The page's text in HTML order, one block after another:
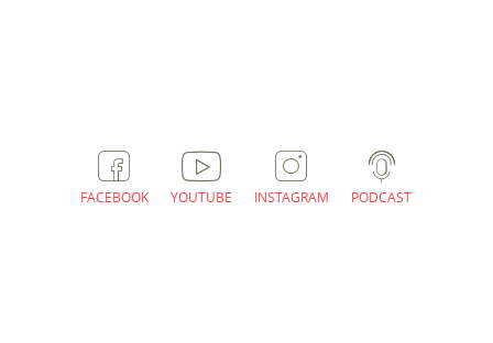
FACEBOOK YOUTUBE INSTAGRAM PODCAST